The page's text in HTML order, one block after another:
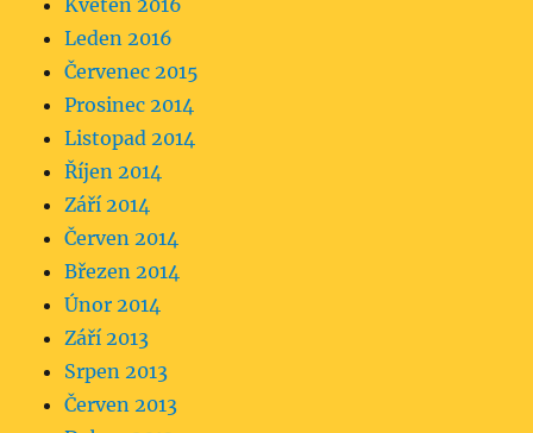
Květen 2016
Leden 2016
Červenec 2015
Prosinec 2014
Listopad 2014
Říjen 2014
Září 2014
Červen 2014
Březen 2014
Únor 2014
Září 2013
Srpen 2013
Červen 2013